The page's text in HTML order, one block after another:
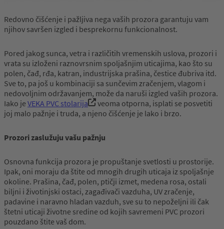
Redovno čišćenje i pažljiva nega vaših prozora garantuju vam
njihov savršen izgled i besprekornu funkcionalnost.
Pored jakog sunca, vetra i različitih vremenskih uslova, prozori i
vrata su izloženi raznovrsnim spoljašnjim uticajima, kao što su
polen, čađ, rđa, katran, industrijska prašina, čestice đubriva itd.
Sve to, pa još u kombinaciji sa sunčevim zračenjem, vlagom i
nedovoljnim održavanjem, može da naruši izgled vaših prozora.
Iako jeVEKA PVC stolarija
veoma otporna, isplati se posvetiti
joj malo pažnje i truda, a njeno čišćenje je lako i brzo.
Prozori zaslužuju vašu pažnju
Osnovna funkcija prozora je propuštanje svetlosti u prostorije.
Ipak, oni moraju da štite od mnogih drugih uticaja iz spoljašnje
okoline. Prašina, čađ, polen, ptičji izmet, medena rosa, ostali
biljni i životinjski ostaci, zagađivači vazduha, UV zračenje,
padavine i naravno hladan vazduh, sve su to nepoželjni ili čak
štetni uticaji životne sredine od kojih savremeni PVC prozori
pouzdano štite vaš dom.